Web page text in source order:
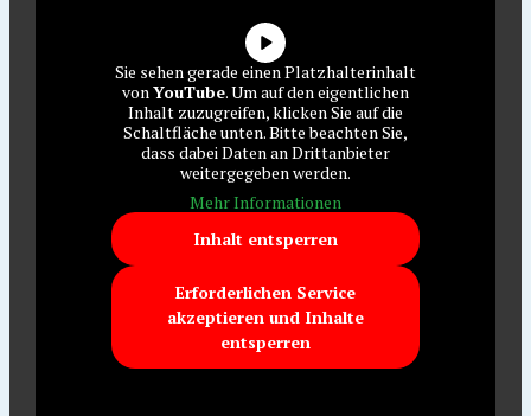
Sie sehen gerade einen Platzhalterinhalt
vonYouTube. Um auf den eigentlichen
Inhalt zuzugreifen, klicken Sie auf die
Schaltfläche unten. Bitte beachten Sie,
dass dabei Daten an Drittanbieter
weitergegeben werden.
Mehr Informationen
Inhalt entsperren
Erforderlichen Service
akzeptieren und Inhalte
entsperren